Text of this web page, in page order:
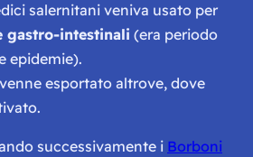
salernitani veniva usato per
gastro-intestinali (era periodo
epidemie).
esportato altrove, dove
successivamente i Borboni